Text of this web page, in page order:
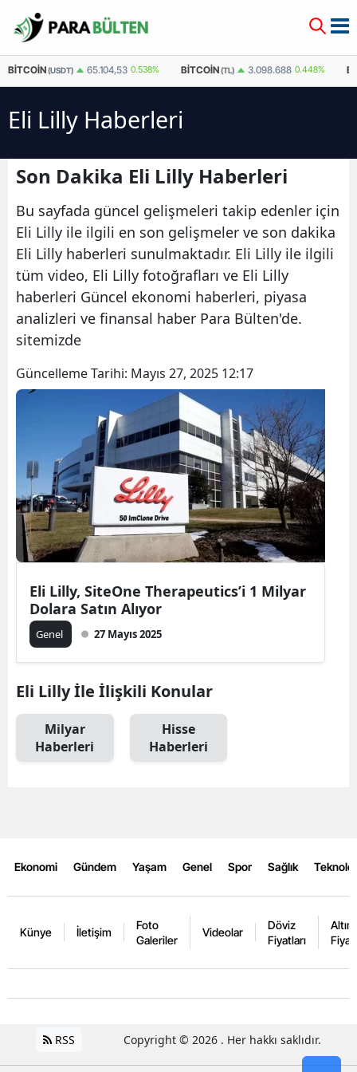
BITCOIN(USDT) 65.104,53 0.538% BITCOIN(TL) 3.098.688 0.448%
Eli Lilly Haberleri
Son Dakika Eli Lilly Haberleri
Bu sayfada güncel gelişmeleri takip edenler için
Eli Lilly ile ilgili en son gelişmeler ve son dakika
Eli Lilly haberleri sunulmaktadır. Eli Lilly ile ilgili
tüm video, Eli Lilly fotoğrafları ve Eli Lilly
haberleri Güncel ekonomi haberleri, piyasa
analizleri ve finansal haber Para Bülten'de.
sitemizde
Güncelleme Tarihi: Mayıs 27, 2025 12:17
Eli Lilly, SiteOne Therapeutics’i 1 Milyar
Dolara Satın Alıyor
Genel 27 Mayıs 2025
Eli Lilly İle İlişkili Konular
Milyar
Haberleri
Hisse
Haberleri
Ekonomi Gündem Yaşam Genel Spor Sağlık
Künye İletişim
Foto
Galeriler
Videolar
Döviz
Fiyatları
Altın
RSS Copyright © 2026 . Her hakkı saklıdır.